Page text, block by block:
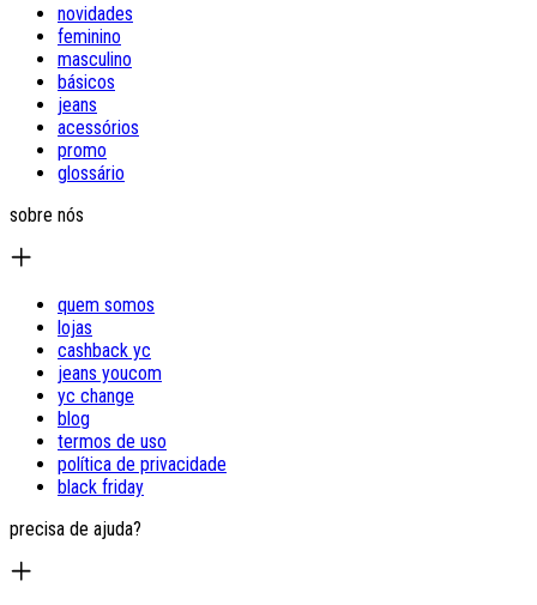
novidades
feminino
masculino
básicos
jeans
acessórios
promo
glossário
sobre nós
quem somos
lojas
cashback yc
jeans youcom
yc change
blog
termos de uso
política de privacidade
black friday
precisa de ajuda?